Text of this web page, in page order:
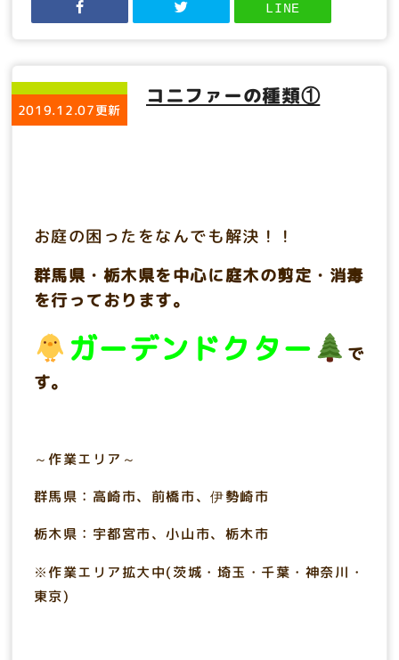
LINE
2019.12.07更新
コニファーの種類①
お庭の困ったをなんでも解決！！
群馬県・栃木県を中心に庭木の剪定・消毒
を行っております。
ガーデンドクター
で
す。
～作業エリア～
群馬県：高崎市、前橋市、伊勢崎市
栃木県：宇都宮市、小山市、栃木市
※作業エリア拡大中(茨城・埼玉・千葉・神奈川・
東京)